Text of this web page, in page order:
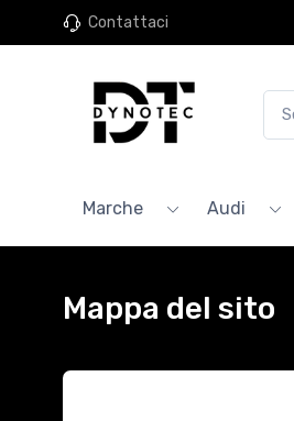
Contattaci
Marche Audi
Mappa del sito